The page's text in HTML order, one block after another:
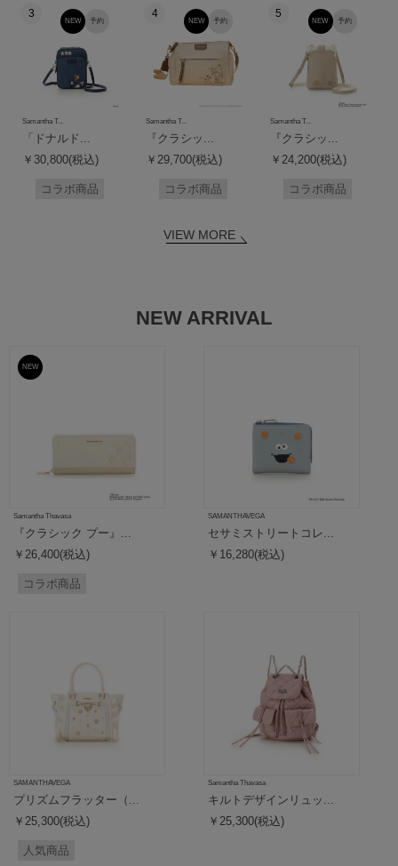
3
予約
NEW
Samantha T...
「ドナルド...
￥30,800(税込)
コラボ商品
4
予約
NEW
Samantha T...
『クラシッ...
￥29,700(税込)
コラボ商品
5
予約
NEW
Samantha T...
『クラシッ...
￥24,200(税込)
コラボ商品
VIEW MORE
NEW ARRIVAL
予約
NEW
Samantha Thavasa
『クラシック プー』...
￥26,400(税込)
コラボ商品
SAMANTHAVEGA
セサミストリートコレ...
￥16,280(税込)
SAMANTHAVEGA
プリズムフラッター（...
￥25,300(税込)
人気商品
Samantha Thavasa
キルトデザインリュッ...
￥25,300(税込)